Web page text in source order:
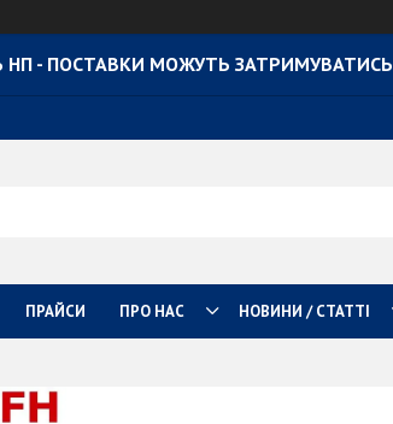
НП - ПОСТАВКИ МОЖУТЬ ЗАТРИМУВАТИСЬ
ПРАЙСИ ПРО НАС НОВИНИ / СТАТТІ